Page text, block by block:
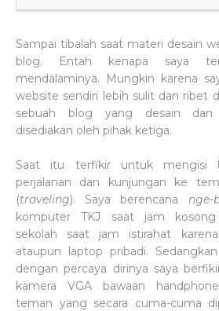
Sampai tibalah saat materi desain
blog. Entah kenapa saya
mendalaminya. Mungkin karena
website sendiri lebih sulit dan ribet
sebuah blog yang desain dan
disediakan oleh pihak ketiga.
Saat itu terfikir untuk mengisi
perjalanan dan kunjungan ke
(traveling). Saya berencana nge-
komputer TKJ saat jam kosong
sekolah saat jam istirahat
ataupun laptop pribadi.
dengan percaya dirinya saya
kamera VGA bawaan
teman yang secara cuma-cuma